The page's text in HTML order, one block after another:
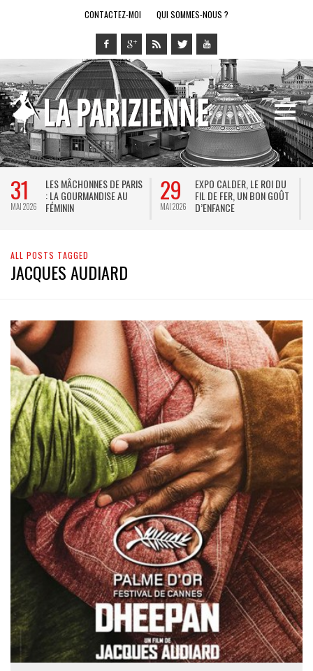
CONTACTEZ-MOI QUI SOMMES-NOUS ?
31
MAI 2026
LES MÂCHONNES DE PARIS
: LA GOURMANDISE AU
FÉMININ
29
MAI 2026
EXPO CALDER, LE ROI DU
FIL DE FER, UN BON GOÛT
D’ENFANCE
ALL POSTS TAGGED
JACQUES AUDIARD